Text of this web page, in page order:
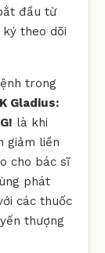
đầu từ
theo dõi
trong
Gladius:
là khi
giảm liền
cho bác sĩ
phát
các thuốc
thượng